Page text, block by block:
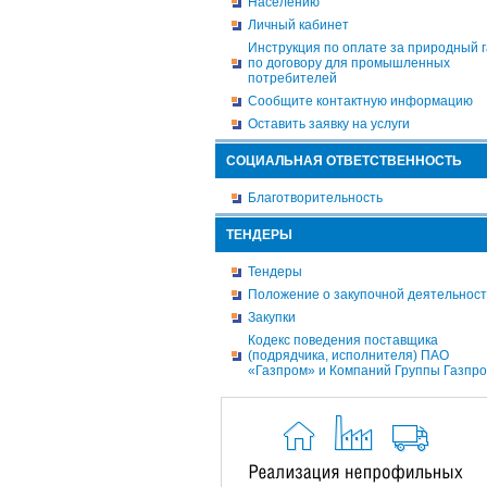
Личный кабинет
Инструкция по оплате за природный
по договору для промышленных
потребителей
Сообщите контактную информацию
Оставить заявку на услуги
СОЦИАЛЬНАЯ ОТВЕТСТВЕННОСТЬ
Благотворительность
ТЕНДЕРЫ
Тендеры
Положение о закупочной
Закупки
Кодекс поведения поставщика
(подрядчика, исполнителя) ПАО
«Газпром» и Компаний Группы